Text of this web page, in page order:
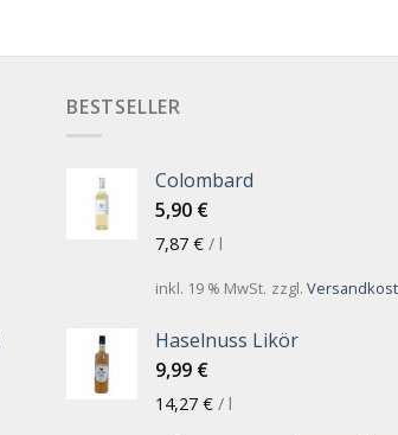
BESTSELLER
Colombard
5,90 €
7,87 €/ l
inkl. 19 % MwSt. zzgl.
Haselnuss Likör
9,99 €
14,27 €/ l